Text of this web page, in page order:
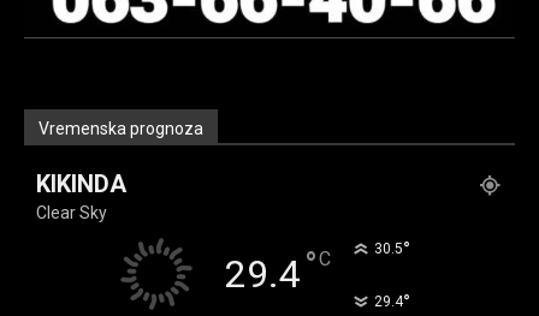
Vremenska prognoza
KIKINDA
Clear Sky
29.4°C 30.5°
29.4°